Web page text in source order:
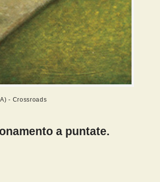
- Crossroads
a puntate.